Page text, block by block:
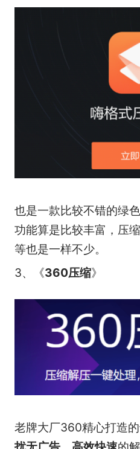
也是一款比较不错的绿
功能算是比较丰富，压
等也是一样不少。
3、《360压缩》
老牌大厂360精心打造